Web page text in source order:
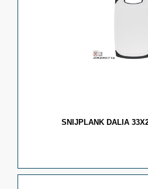
SNIJPLANK DALIA